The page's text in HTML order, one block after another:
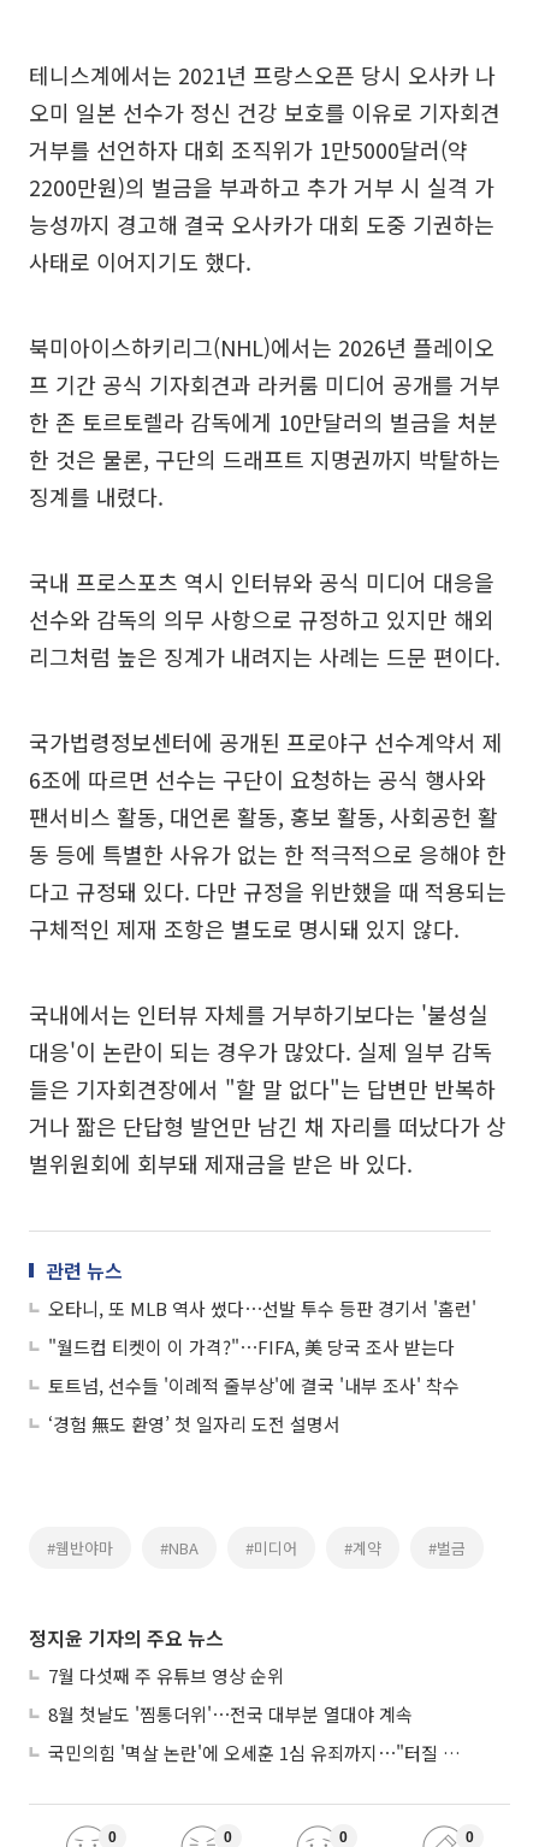
테니스계에서는 2021년 프랑스오픈 당시 오사카 나
오미 일본 선수가 정신 건강 보호를 이유로 기자회견
거부를 선언하자 대회 조직위가 1만5000달러(약
2200만원)의 벌금을 부과하고 추가 거부 시 실격 가
능성까지 경고해 결국 오사카가 대회 도중 기권하는
사태로 이어지기도 했다.
북미아이스하키리그(NHL)에서는 2026년 플레이오
프 기간 공식 기자회견과 라커룸 미디어 공개를 거부
한 존 토르토렐라 감독에게 10만달러의 벌금을 처분
한 것은 물론, 구단의 드래프트 지명권까지 박탈하는
징계를 내렸다.
국내 프로스포츠 역시 인터뷰와 공식 미디어 대응을
선수와 감독의 의무 사항으로 규정하고 있지만 해외
리그처럼 높은 징계가 내려지는 사례는 드문 편이다.
국가법령정보센터에 공개된 프로야구 선수계약서 제
6조에 따르면 선수는 구단이 요청하는 공식 행사와
팬서비스 활동, 대언론 활동, 홍보 활동, 사회공헌 활
동 등에 특별한 사유가 없는 한 적극적으로 응해야 한
다고 규정돼 있다. 다만 규정을 위반했을 때 적용되는
구체적인 제재 조항은 별도로 명시돼 있지 않다.
국내에서는 인터뷰 자체를 거부하기보다는 '불성실
대응'이 논란이 되는 경우가 많았다. 실제 일부 감독
들은 기자회견장에서 "할 말 없다"는 답변만 반복하
거나 짧은 단답형 발언만 남긴 채 자리를 떠났다가 상
벌위원회에 회부돼 제재금을 받은 바 있다.
관련 뉴스
오타니, 또 MLB 역사 썼다⋯선발 투수 등판 경기서 '홈런'
"월드컵 티켓이 이 가격?"⋯FIFA, 美 당국 조사 받는다
토트넘, 선수들 '이례적 줄부상'에 결국 '내부 조사' 착수
‘경험 無도 환영’ 첫 일자리 도전 설명서
#웸반야마 #NBA #미디어 #계약 #벌금
정지윤 기자의 주요 뉴스
7월 다섯째 주 유튜브 영상 순위
8월 첫날도 '찜통더위'⋯전국 대부분 열대야 계속
국민의힘 '멱살 논란'에 오세훈 1심 유죄까지⋯"터질 게 터졌다"
0 0 0 0